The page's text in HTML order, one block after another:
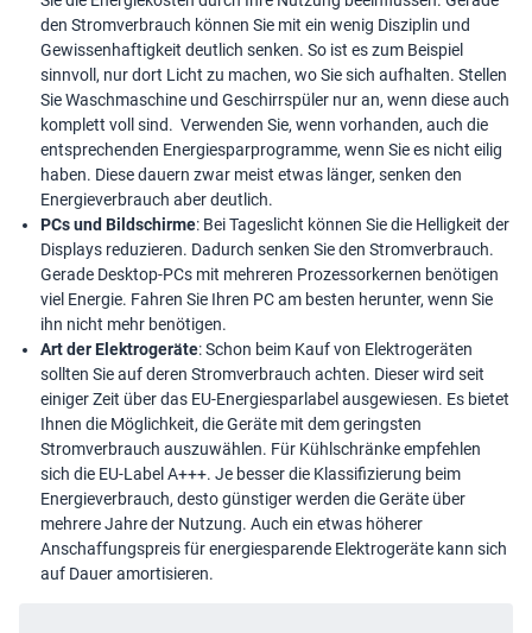
den Stromverbrauch können Sie mit ein wenig Disziplin und
Gewissenhaftigkeit deutlich senken. So ist es zum Beispiel
sinnvoll, nur dort Licht zu machen, wo Sie sich aufhalten. Stellen
Sie Waschmaschine und Geschirrspüler nur an, wenn diese auch
komplett voll sind. Verwenden Sie, wenn vorhanden, auch die
entsprechenden Energiesparprogramme, wenn Sie es nicht eilig
haben. Diese dauern zwar meist etwas länger, senken den
Energieverbrauch aber deutlich.
PCs und Bildschirme: Bei Tageslicht können Sie die Helligkeit der
Displays reduzieren. Dadurch senken Sie den Stromverbrauch.
Gerade Desktop-PCs mit mehreren Prozessorkernen benötigen
viel Energie. Fahren Sie Ihren PC am besten herunter, wenn Sie
ihn nicht mehr benötigen.
Art der Elektrogeräte: Schon beim Kauf von Elektrogeräten
sollten Sie auf deren Stromverbrauch achten. Dieser wird seit
einiger Zeit über das EU-Energiesparlabel ausgewiesen. Es bietet
Ihnen die Möglichkeit, die Geräte mit dem geringsten
Stromverbrauch auszuwählen. Für Kühlschränke empfehlen
sich die EU-Label A+++. Je besser die Klassifizierung beim
Energieverbrauch, desto günstiger werden die Geräte über
mehrere Jahre der Nutzung. Auch ein etwas höherer
Anschaffungspreis für energiesparende Elektrogeräte kann sich
auf Dauer amortisieren.